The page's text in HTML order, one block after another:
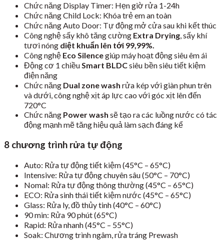
Chức năng Display Timer: Hẹn giờ rửa 1-24h
Chức năng Child Lock: Khóa trẻ em an toàn
Chức năng Auto Door: Tự động mở cửa sau khi kết thúc
Công nghệ sấy khô tăng cường Extra Drying, sấy khí
tươi nóng diệt khuẩn lên tới 99,99%.
Công nghệ Eco Silencegiúp máy hoạt động siêu êm ái
Động cơ 1 chiềuSmart BLDCsiêu bền siêu tiết kiệm
điện năng
Chức năng Dual zone wash rửa kép với giàn phun trên
và dưới, công nghệ xịt áp lực cao với góc xịt lên đến
720°C
Chức năng Power wash sẽ tạo ra các luồng nước có tác
động mạnh mẽ tăng hiệu quả làm sạch đáng kể
8 chương trình rửa tự động
Auto: Rửa tự động tiết kiệm (45°C – 65°C)
Intensive: Rửa tự động chuyên sâu (50°C – 70°C)
Nomal: Rửa tự động thông thường (45°C – 65°C)
ECO: Rửa sinh thái tiết kiệm nước (45°C – 65°C)
Glass: Rửa ly, đồ thủy tinh (40°C – 60°C)
90 min: Rửa 90 phút (65°C)
Rapid: Rửa nhanh (45°C – 55°C)
Soak: Chương trình ngâm, rửa tráng Prewash